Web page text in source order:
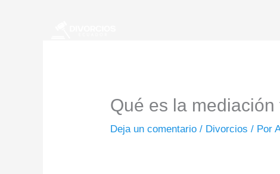
Qué es la
Deja un comentario / Divorcios / Por